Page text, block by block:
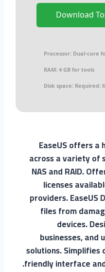
Processor: Dual-core
RAM: 4 GB for tools
Disk space: Required:
EaseUS offers a
across a variety of
NAS and RAID.
licenses
providers. EaseUS
files from
devices.
businesses, and
solutions.
friendly interface